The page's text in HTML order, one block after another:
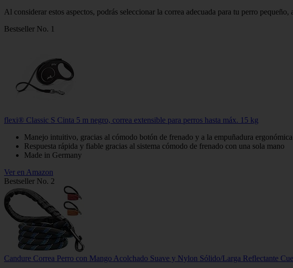
Al considerar estos aspectos, podrás seleccionar la correa adecuada para tu perro pequeño,
Bestseller No. 1
flexi® Classic S Cinta 5 m negro, correa extensible para perros hasta máx. 15 kg
Manejo intuitivo, gracias al cómodo botón de frenado y a la empuñadura ergonómica
Respuesta rápida y fiable gracias al sistema cómodo de frenado con una sola mano
Made in Germany
Ver en Amazon
Bestseller No. 2
Candure Correa Perro con Mango Acolchado Suave y Nylon Sólido/Larga Reflectante